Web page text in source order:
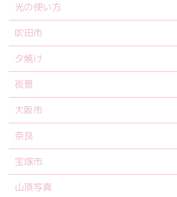
光の使い方
吹田市
夕焼け
夜景
大阪市
奈良
宝塚市
山頂写真